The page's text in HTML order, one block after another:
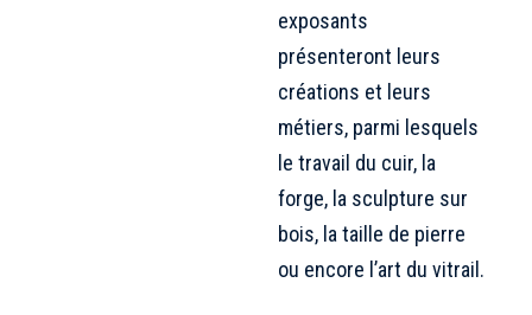
exposants
présenteront leurs
créations et leurs
métiers, parmi lesquels
le travail du cuir, la
forge, la sculpture sur
bois, la taille de pierre
ou encore l’art du vitrail.